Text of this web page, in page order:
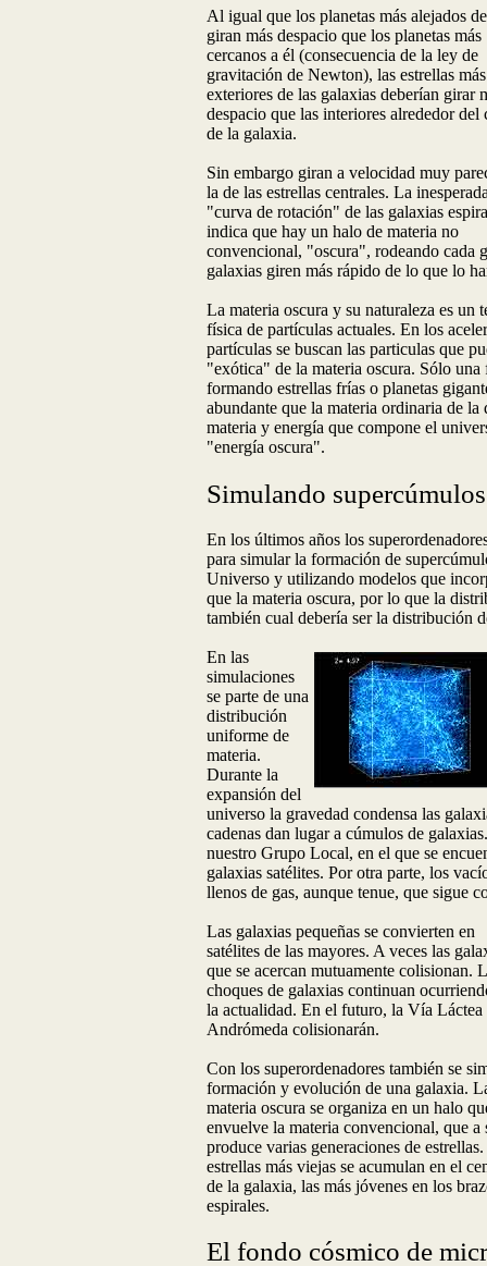
Al igual que los planetas más alejados
giran más despacio que los planetas más
cercanos a él (consecuencia de la ley de
gravitación de Newton), las estrellas más
exteriores de las galaxias deberían girar
despacio que las interiores alrededor del
de la galaxia.
Sin embargo giran a velocidad muy
la de las estrellas centrales. La
"curva de rotación" de las galaxias
indica que hay un halo de materia no
convencional, "oscura", rodeando cada
galaxias giren más rápido de lo que lo
La materia oscura y su naturaleza es
física de partículas actuales. En los
partículas se buscan las particulas que
"exótica" de la materia oscura. Sólo
formando estrellas frías o planetas
abundante que la materia ordinaria de la
materia y energía que compone el
"energía oscura".
Simulando supercúmulos
En los últimos años los
para simular la formación de
Universo y utilizando modelos que
que la materia oscura, por lo que la
también cual debería ser la distribución
En las
simulaciones
se parte de una
distribución
uniforme de
materia.
Durante la
expansión del
universo la gravedad condensa las
cadenas dan lugar a cúmulos de
nuestro Grupo Local, en el que se
galaxias satélites. Por otra parte, los
llenos de gas, aunque tenue, que sigue
Las galaxias pequeñas se convierten en
satélites de las mayores. A veces las
que se acercan mutuamente colisionan.
choques de galaxias continuan
la actualidad. En el futuro, la Vía Láctea
Andrómeda colisionarán.
Con los superordenadores también se
formación y evolución de una galaxia.
materia oscura se organiza en un halo
envuelve la materia convencional, que a
produce varias generaciones de
estrellas más viejas se acumulan en el
de la galaxia, las más jóvenes en los
espirales.
El fondo cósmico de